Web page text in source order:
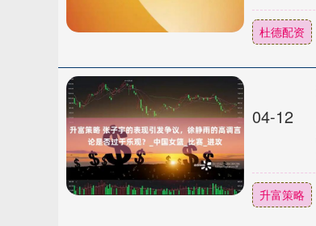
杜德配资
04-12
升富策略